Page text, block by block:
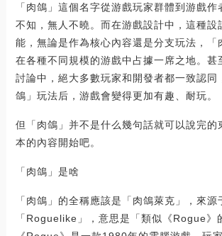
「肉鴿」這個名字從游戲玩家群體到游戲作
不知，無人不曉。而在游戲設計中，這種設
能，無論是作為核心內容還是分支玩法，「
在各種不同規模的游戲中占據一席之地。甚
討論中，絕大多數玩家和開發者都一致認同
鴿」玩法后，游戲會變得更加有趣、耐玩。
但「肉鴿」并不是什么幾句話就可以說完的
本的內容開始吧。
「肉鴿」是啥
「肉鴿」的全稱應該是「肉鴿萊克」，來源
「Roguelike」，意思是「類似《Rogue》